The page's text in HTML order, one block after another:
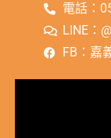
電話：
LINE：
FB：嘉